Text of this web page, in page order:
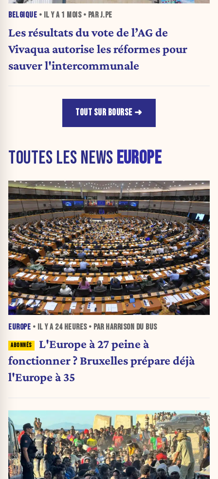
BELGIQUE • IL Y A 1 MOIS• PAR J.PE
Les résultats du vote de l’AG de
Vivaqua autorise les réformes pour
sauver l'intercommunale
TOUT SUR BOURSE
TOUTES LES NEWS EUROPE
EUROPE • IL Y A 24 HEURES• PAR HARRISON DU BUS
L'Europe à 27 peine à
fonctionner ? Bruxelles prépare déjà
l'Europe à 35